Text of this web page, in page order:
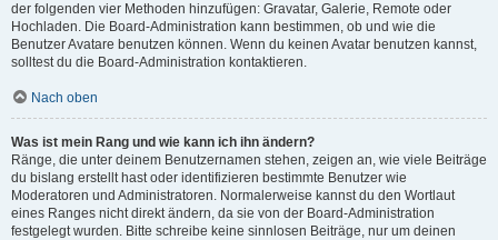
der folgenden vier Methoden hinzufügen: Gravatar, Galerie, Remote oder
Hochladen. Die Board-Administration kann bestimmen, ob und wie die
Benutzer Avatare benutzen können. Wenn du keinen Avatar benutzen kannst,
solltest du die Board-Administration kontaktieren.
Nach oben
Was ist mein Rang und wie kann ich ihn ändern?
Ränge, die unter deinem Benutzernamen stehen, zeigen an, wie viele Beiträge
du bislang erstellt hast oder identifizieren bestimmte Benutzer wie
Moderatoren und Administratoren. Normalerweise kannst du den Wortlaut
eines Ranges nicht direkt ändern, da sie von der Board-Administration
festgelegt wurden. Bitte schreibe keine sinnlosen Beiträge, nur um deinen